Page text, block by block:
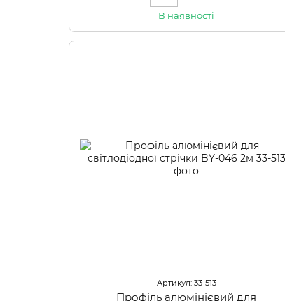
В наявності
Артикул: 33-513
Профіль алюмінієвий для